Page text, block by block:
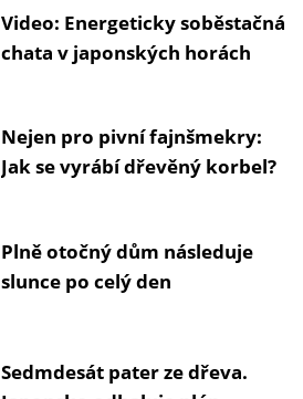
Video: Energeticky soběstačná
chata v japonských horách
Nejen pro pivní fajnšmekry:
Jak se vyrábí dřevěný korbel?
Plně otočný dům následuje
slunce po celý den
Sedmdesát pater ze dřeva.